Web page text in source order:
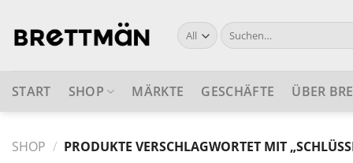
content
Suche
nach:
START SHOP MÄRKTE GESCHÄFTE ÜBER
SHOP / PRODUKTE VERSCHLAGWORTET MIT